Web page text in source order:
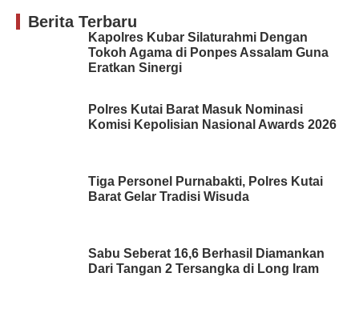
Berita Terbaru
Kapolres Kubar Silaturahmi Dengan
Tokoh Agama di Ponpes Assalam Guna
Eratkan Sinergi
Polres Kutai Barat Masuk Nominasi
Komisi Kepolisian Nasional Awards 2026
Tiga Personel Purnabakti, Polres Kutai
Barat Gelar Tradisi Wisuda
Sabu Seberat 16,6 Berhasil Diamankan
Dari Tangan 2 Tersangka di Long Iram